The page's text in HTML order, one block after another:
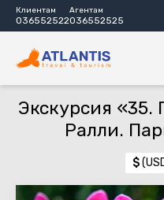
Клиентам
036552522
Агентам
036552525
Экскурсия «35.
Ралли.
$